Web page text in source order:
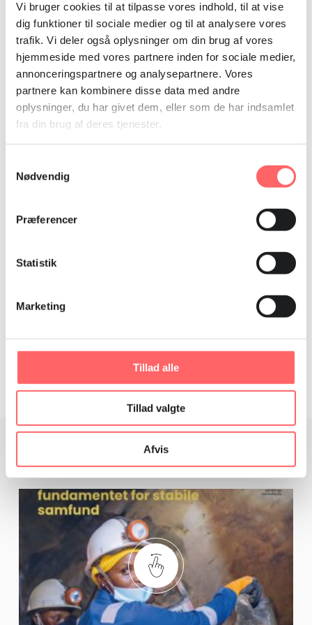
Vi bruger cookies til at tilpasse vores indhold, til at vise
dig funktioner til sociale medier og til at analysere vores
trafik. Vi deler også oplysninger om din brug af vores
hjemmeside med vores partnere inden for sociale medier,
annonceringspartnere og analysepartnere. Vores
partnere kan kombinere disse data med andre
oplysninger, du har givet dem, eller som de har indsamlet
fra din brug af deres tjenester.
Nødvendig
Præferencer
Statistik
Marketing
Tillad alle
Tillad valgte
Afvis
Ulandssekretariatets støtte til BILS’ COVID-19-indsats
dækker konkrete tiltag som nødhjælp og værnemidler
samt research i, hvordan coronakrisen påvirker
arbejdstagernes forhold i den forværrede økonomiske
situation.
Af Jacob Rosdahl
fredag d. 14. august 2020, kl. 12.03
Lokation
udformningen af en ny arbejdsmarkedslov har BILS og den øvrige
fagbevægelse haft fokus på bl.a. sikkerhed og arbejdstilsyn i den
omdiskuterede tekstilindustri.
Relaterede artikler